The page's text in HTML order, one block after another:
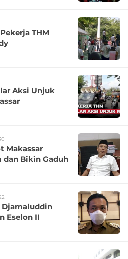
THM
Aksi Unjuk
Makassar
dan Bikin Gaduh
Djamaluddin
Eselon II